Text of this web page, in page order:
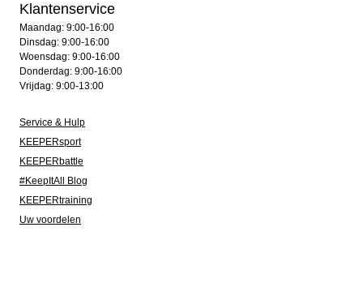
Klantenservice
Maandag: 9:00-16:00
Dinsdag: 9:00-16:00
Woensdag: 9:00-16:00
Donderdag: 9:00-16:00
Vrijdag: 9:00-13:00
Service & Hulp
KEEPERsport
KEEPERbattle
#KeepItAll Blog
KEEPERtraining
Uw voordelen